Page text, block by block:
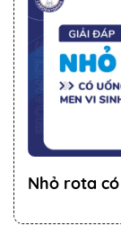
Nhỏ rota